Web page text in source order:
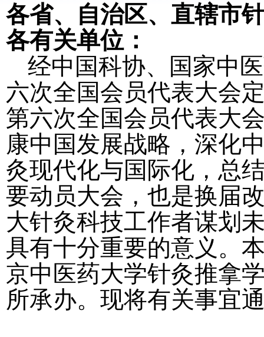
各省、自治区、直辖市
各有关单位：
经中国科协、国家中
六次全国会员代表大会
第六次全国会员代表大
康中国发展战略，深化
灸现代化与国际化，总
要动员大会，也是换届
大针灸科技工作者谋划
具有十分重要的意义。
京中医药大学针灸推拿
所承办。现将有关事宜